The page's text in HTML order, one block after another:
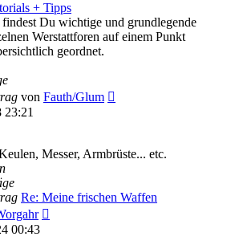
+ Tipps
Du wichtige und grundlegende
Werstattforen auf einem Punkt
geordnet.
von Fauth/Glum
23:21
Messer, Armbrüste... etc.
Re: Meine frischen Waffen
00:43